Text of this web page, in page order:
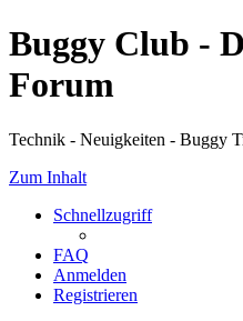
Buggy Club -
Forum
Technik - Neuigkeiten - Buggy
Zum Inhalt
Schnellzugriff
FAQ
Anmelden
Registrieren